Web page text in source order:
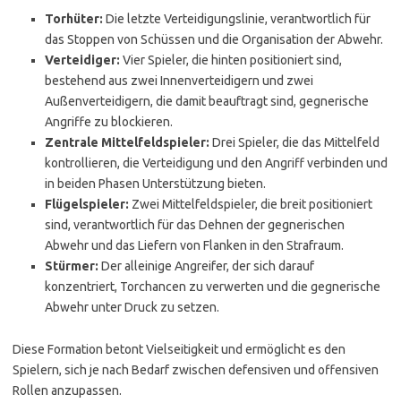
Torhüter: Die letzte Verteidigungslinie, verantwortlich für
das Stoppen von Schüssen und die Organisation der Abwehr.
Verteidiger: Vier Spieler, die hinten positioniert sind,
bestehend aus zwei Innenverteidigern und zwei
Außenverteidigern, die damit beauftragt sind, gegnerische
Angriffe zu blockieren.
Zentrale Mittelfeldspieler: Drei Spieler, die das Mittelfeld
kontrollieren, die Verteidigung und den Angriff verbinden und
in beiden Phasen Unterstützung bieten.
Flügelspieler: Zwei Mittelfeldspieler, die breit positioniert
sind, verantwortlich für das Dehnen der gegnerischen
Abwehr und das Liefern von Flanken in den Strafraum.
Stürmer: Der alleinige Angreifer, der sich darauf
konzentriert, Torchancen zu verwerten und die gegnerische
Abwehr unter Druck zu setzen.
Diese Formation betont Vielseitigkeit und ermöglicht es den
Spielern, sich je nach Bedarf zwischen defensiven und offensiven
Rollen anzupassen.